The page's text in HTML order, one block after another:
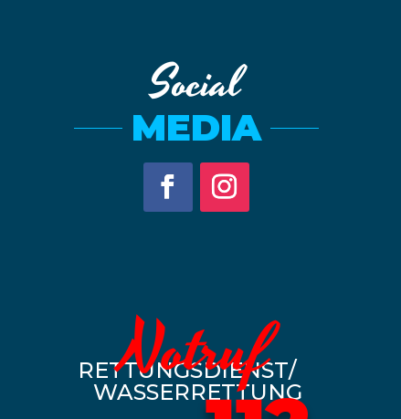
Social
MEDIA
Notruf
RETTUNGSDIENST/
WASSERRETTUNG